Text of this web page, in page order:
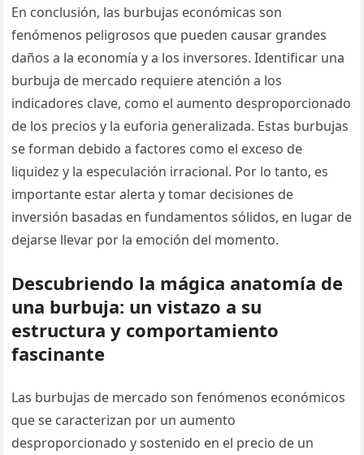
En conclusión, las burbujas económicas son
fenómenos peligrosos que pueden causar grandes
daños a la economía y a los inversores. Identificar una
burbuja de mercado requiere atención a los
indicadores clave, como el aumento desproporcionado
de los precios y la euforia generalizada. Estas burbujas
se forman debido a factores como el exceso de
liquidez y la especulación irracional. Por lo tanto, es
importante estar alerta y tomar decisiones de
inversión basadas en fundamentos sólidos, en lugar de
dejarse llevar por la emoción del momento.
Descubriendo la mágica anatomía de
una burbuja: un vistazo a su
estructura y comportamiento
fascinante
Las burbujas de mercado son fenómenos económicos
que se caracterizan por un aumento
desproporcionado y sostenido en el precio de un